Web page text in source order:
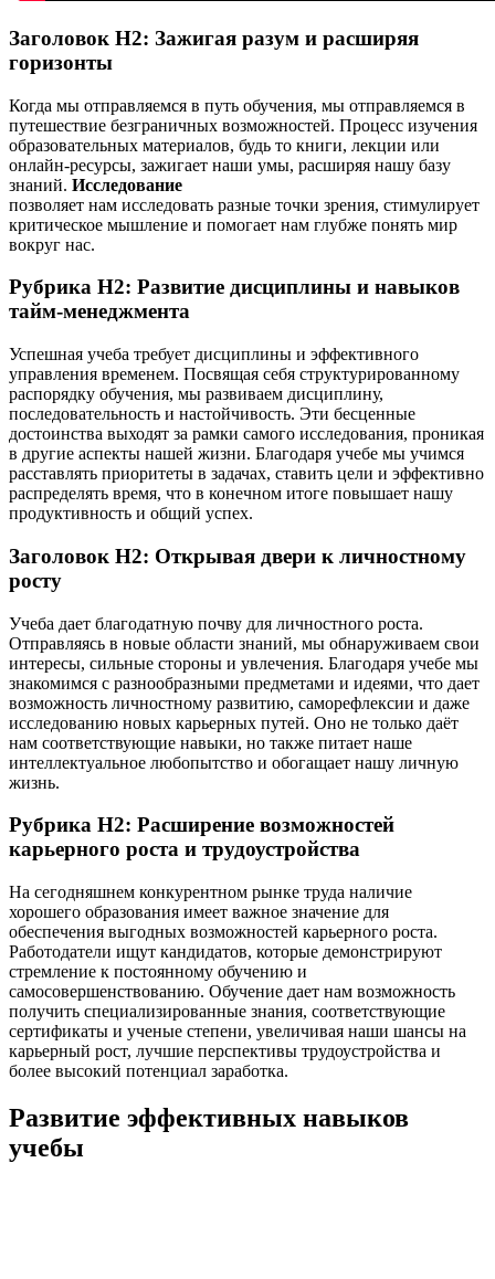
Заголовок H2: Зажигая разум и расширяя
горизонты
Когда мы отправляемся в путь обучения, мы отправляемся в
путешествие безграничных возможностей. Процесс изучения
образовательных материалов, будь то книги, лекции или
онлайн-ресурсы, зажигает наши умы, расширяя нашу базу
знаний. Исследование
позволяет нам исследовать разные точки зрения, стимулирует
критическое мышление и помогает нам глубже понять мир
вокруг нас.
Рубрика H2: Развитие дисциплины и навыков
тайм-менеджмента
Успешная учеба требует дисциплины и эффективного
управления временем. Посвящая себя структурированному
распорядку обучения, мы развиваем дисциплину,
последовательность и настойчивость. Эти бесценные
достоинства выходят за рамки самого исследования, проникая
в другие аспекты нашей жизни. Благодаря учебе мы учимся
расставлять приоритеты в задачах, ставить цели и эффективно
распределять время, что в конечном итоге повышает нашу
продуктивность и общий успех.
Заголовок H2: Открывая двери к личностному
росту
Учеба дает благодатную почву для личностного роста.
Отправляясь в новые области знаний, мы обнаруживаем свои
интересы, сильные стороны и увлечения. Благодаря учебе мы
знакомимся с разнообразными предметами и идеями, что дает
возможность личностному развитию, саморефлексии и даже
исследованию новых карьерных путей. Оно не только даёт
нам соответствующие навыки, но также питает наше
интеллектуальное любопытство и обогащает нашу личную
жизнь.
Рубрика H2: Расширение возможностей
карьерного роста и трудоустройства
На сегодняшнем конкурентном рынке труда наличие
хорошего образования имеет важное значение для
обеспечения выгодных возможностей карьерного роста.
Работодатели ищут кандидатов, которые демонстрируют
стремление к постоянному обучению и
самосовершенствованию. Обучение дает нам возможность
получить специализированные знания, соответствующие
сертификаты и ученые степени, увеличивая наши шансы на
карьерный рост, лучшие перспективы трудоустройства и
более высокий потенциал заработка.
Развитие эффективных навыков
учебы